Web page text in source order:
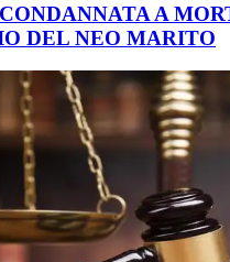
A
DEL NEO MARITO